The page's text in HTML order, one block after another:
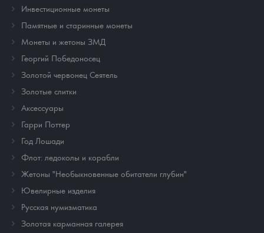
Инвестиционные монеты
Памятные и старинные монеты
Монеты и жетоны ЗМД
Георгий Победоносец
Золотой червонец Сеятель
Золотые слитки
Аксессуары
Гарри Поттер
Год Лошади
Флот: ледоколы и корабли
Жетоны "Необыкновенные обитатели глубин"
Ювелирные изделия
Русская нумизматика
Золотая карманная галерея